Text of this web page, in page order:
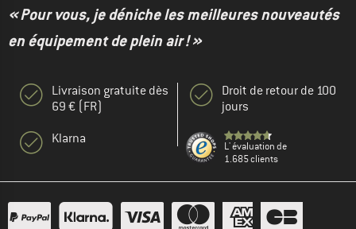
« Pour vous, je déniche les meilleures nouveautés
en équipement de plein air ! »
Livraison gratuite dès
69 € (FR)
Klarna
Droit de retour de 100
jours
L' évaluation de
1.685 clients